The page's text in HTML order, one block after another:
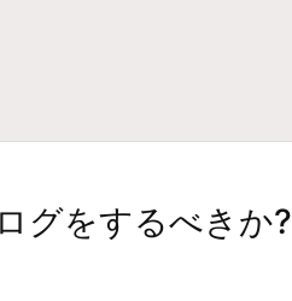
グをするべきか?